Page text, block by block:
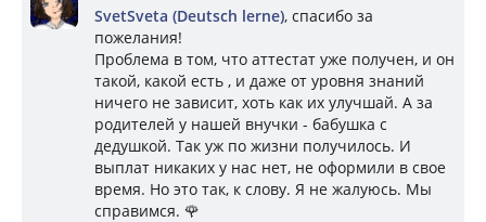
SvetSveta (Deutsch lerne), спасибо за
пожелания!
Проблема в том, что аттестат уже получен, и он
такой, какой есть , и даже от уровня знаний
ничего не зависит, хоть как их улучшай. А за
родителей у нашей внучки - бабушка с
дедушкой. Так уж по жизни получилось. И
выплат никаких у нас нет, не оформили в свое
время. Но это так, к слову. Я не жалуюсь. Мы
справимся. 🌹